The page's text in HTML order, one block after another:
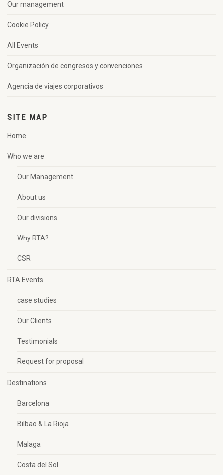
Our management
Cookie Policy
All Events
Organización de congresos y convenciones
Agencia de viajes corporativos
SITE MAP
Home
Who we are
Our Management
About us
Our divisions
Why RTA?
CSR
RTA Events
case studies
Our Clients
Testimonials
Request for proposal
Destinations
Barcelona
Bilbao & La Rioja
Malaga
Costa del Sol